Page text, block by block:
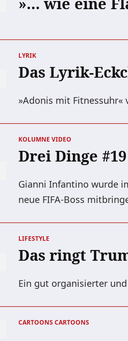
LYRIK
Das Lyrik-
»Adonis mit Fitnessuhr«
KOLUMNE VIDEO
Drei Dinge #19
Gianni Infantino wurde
neue FIFA-Boss
LIFESTYLE
Das ringt
Ein gut organisierter
CARTOONS CARTOONS